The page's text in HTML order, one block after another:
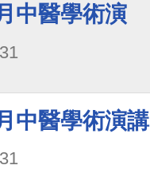
中醫學術演
中醫學術演講